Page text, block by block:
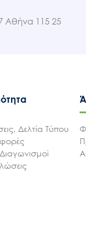
Αθήνα 115 25
Δελτία Τύπου